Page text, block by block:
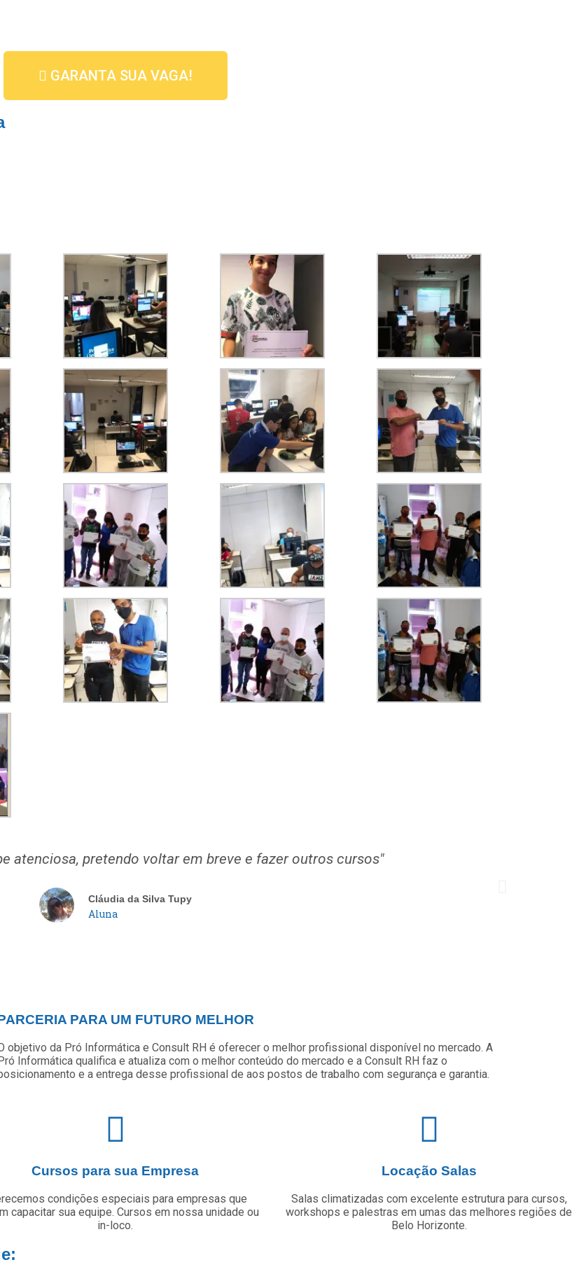
GARANTA SUA VAGA!
atenciosa, pretendo voltar em breve e fazer outros cursos"
Cláudia da Silva Tupy​
Aluna
PARA UM FUTURO MELHOR
objetivo da Pró Informática e Consult RH é oferecer o melhor profissional disponível no mercado. A
Informática qualifica e atualiza com o melhor conteúdo do mercado e a Consult RH faz o
e a entrega desse profissional de aos postos de trabalho com segurança e garantia.
Cursos para sua Empresa
condições especiais para empresas que
capacitar sua equipe. Cursos em nossa unidade ou
in-loco.
Locação Salas
Salas climatizadas com excelente estrutura para cursos,
workshops e palestras em umas das melhores regiões de
Belo Horizonte.